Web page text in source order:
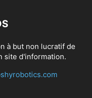
à but non lucratif de
site d'information.